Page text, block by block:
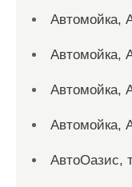
Автомойка,
Автомойка,
Автомойка,
Автомойка,
АвтоОазис,